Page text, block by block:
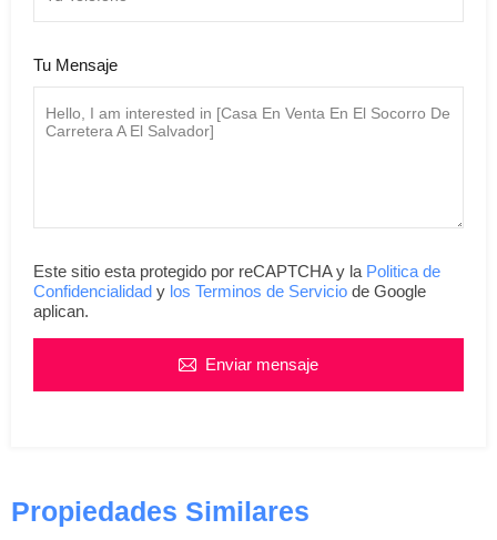
Tu Mensaje
Este sitio esta protegido por reCAPTCHA y la Politica de
Confidencialidad y los Terminos de Servicio de Google
aplican.
Enviar mensaje
Propiedades Similares